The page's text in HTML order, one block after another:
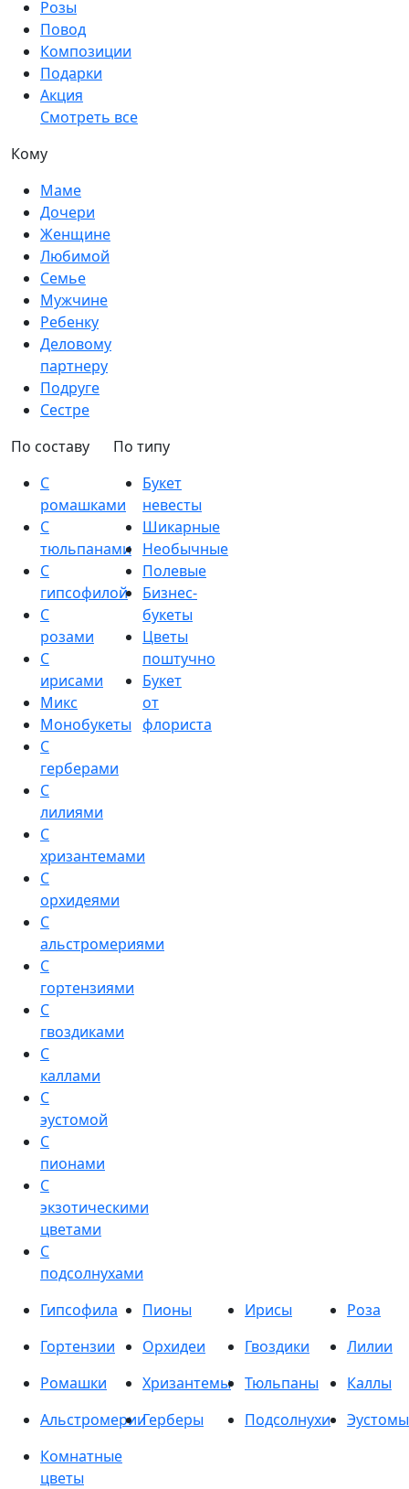
Розы
Повод
Композиции
Подарки
Акция
Смотреть все
Кому
Маме
Дочери
Женщине
Любимой
Семье
Мужчине
Ребенку
Деловому
партнеру
Подруге
Сестре
По составу
С
ромашками
С
тюльпанами
С
гипсофилой
С
розами
С
ирисами
Микс
Монобукеты
С
герберами
С
лилиями
С
хризантемами
С
орхидеями
С
альстромериями
С
гортензиями
С
гвоздиками
С
каллами
С
эустомой
С
пионами
С
экзотическими
цветами
С
подсолнухами
По типу
Букет
невесты
Шикарные
Необычные
Полевые
Бизнес-
букеты
Цветы
поштучно
Букет
от
флориста
Гипсофила Пионы Ирисы
Роза
Гортензии
Орхидеи Гвоздики
Лилии
Ромашки
Хризантемы Тюльпаны
Каллы
АльстромерииГерберы Подсолнухи
Эустомы
Комнатные
цветы